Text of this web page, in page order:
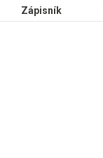
Zápisník